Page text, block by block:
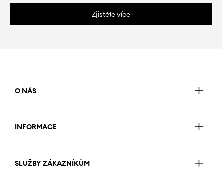
Zjistěte více
O NÁS
INFORMACE
SLUŽBY ZÁKAZNÍKŮM